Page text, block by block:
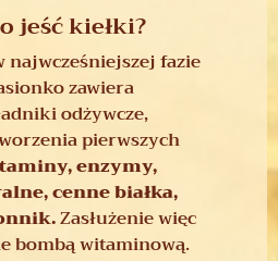
jeść kiełki?
fazie
zawiera
odżywcze,
pierwszych
enzymy,
cenne białka,
Zasłużenie więc
bombą witaminową.